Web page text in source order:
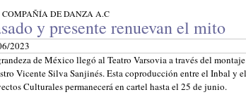
COMPAÑÍA DE DANZA A.C
y presente renuevan el mito
2023
de México llegó al Teatro Varsovia a través del
Vicente Silva Sanjinés. Esta coproducción entre el Inbal y
Culturales permanecerá en cartel hasta el 25 de junio.